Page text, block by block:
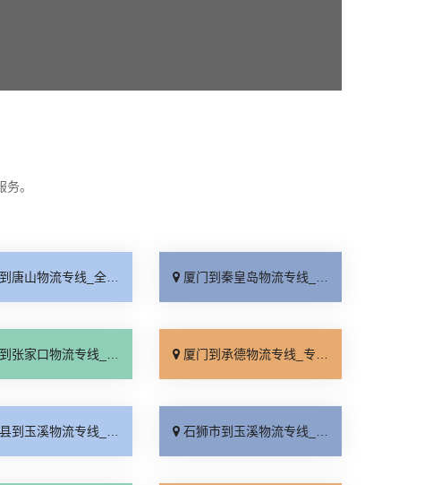
。
物流专线_全境派送「收费介绍」 厦门到秦皇岛物流专线_高效运输「运保时效」
口物流专线_全境派送「多久能到」 厦门到承德物流专线_专业调车「合理收费」
溪物流专线_专线直达「价位合理」 石狮市到玉溪物流专线_价格透明「上门提货」